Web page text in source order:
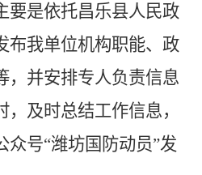
要是依托昌乐县人民政
布我单位机构职能、政
，并安排专人负责信息
及时总结工作信息，
众号“潍坊国防动员”发